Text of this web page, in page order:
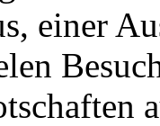
einer